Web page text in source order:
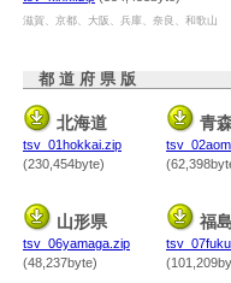
滋賀、京都、大阪、兵庫、奈良、和歌山
都 道 府 県 版
北海道
tsv_01hokkai.zip
(230,454byte)
青
山形県
tsv_06yamaga.zip
(48,237byte)
福